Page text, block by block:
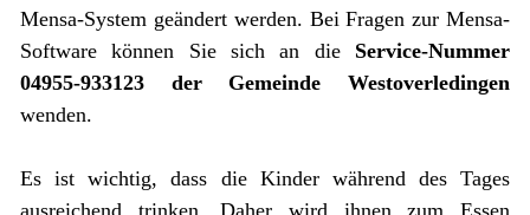
Mensa-System geändert werden. Bei Fragen zur Mensa-
Software können Sie sich an die Service-Nummer
04955-933123 der Gemeinde Westoverledingen
wenden.
Es ist wichtig, dass die Kinder während des Tages
ausreichend trinken. Daher wird ihnen zum Essen